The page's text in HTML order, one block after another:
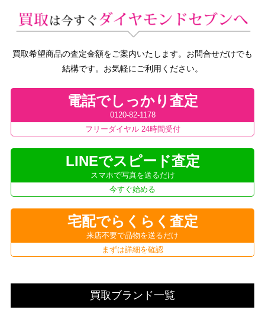
買取希望商品の査定金額をご案内いたします。お問合せだけでも
結構です。お気軽にご利用ください。
電話でしっかり査定
0120-82-1178
フリーダイヤル 24時間受付
LINEでスピード査定
スマホで写真を送るだけ
今すぐ始める
宅配でらくらく査定
来店不要で品物を送るだけ
まずは詳細を確認
買取ブランド一覧